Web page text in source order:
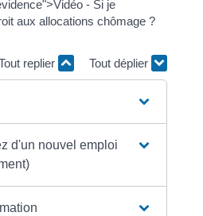
- Si je
aux allocations chômage ?
replier
Tout déplier
d'un nouvel emploi